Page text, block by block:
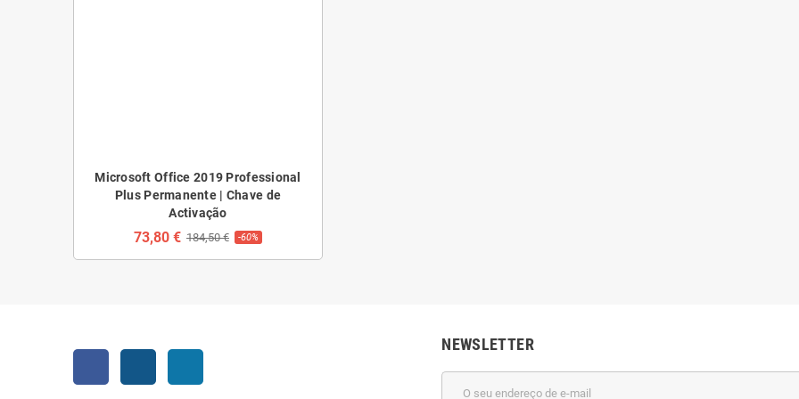
Microsoft Office 2019 Professional
Plus Permanente | Chave de
Activação
73,80 € 184,50 € -60%
NEWSLETTER